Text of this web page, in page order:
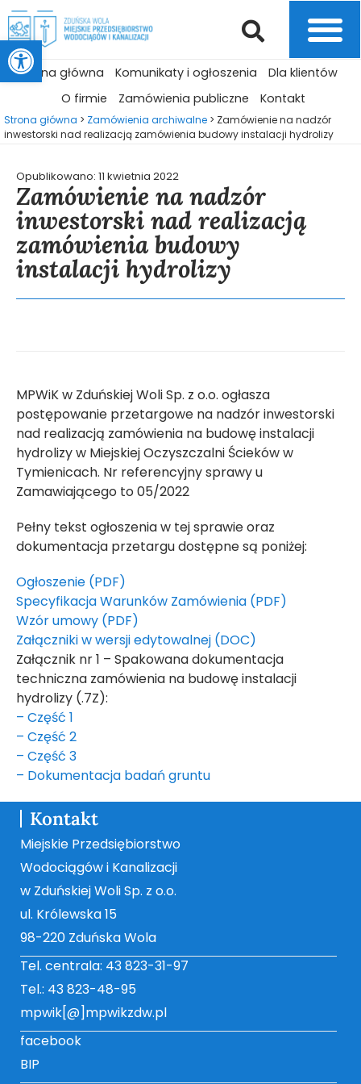
Otwórz pasek narzędzi
Strona główna Komunikaty i ogłoszenia
Dla klientów
O firmie
Zamówienia publiczne Kontakt
Strona główna > Zamówienia archiwalne > Zamówienie na nadzór
inwestorski nad realizacją zamówienia budowy instalacji hydrolizy
Opublikowano: 11 kwietnia 2022
Zamówienie na nadzór
inwestorski nad realizacją
zamówienia budowy
instalacji hydrolizy
MPWiK w Zduńskiej Woli Sp. z o.o. ogłasza
postępowanie przetargowe na nadzór inwestorski
nad realizacją zamówienia na budowę instalacji
hydrolizy w Miejskiej Oczyszczalni Ścieków w
Tymienicach. Nr referencyjny sprawy u
Zamawiającego to 05/2022
Pełny tekst ogłoszenia w tej sprawie oraz
dokumentacja przetargu dostępne są poniżej:
Ogłoszenie (PDF)
Specyfikacja Warunków Zamówienia (PDF)
Wzór umowy (PDF)
Załączniki w wersji edytowalnej (DOC)
Załącznik nr 1 – Spakowana dokumentacja
techniczna zamówienia na budowę instalacji
hydrolizy (.7Z):
– Część 1
– Część 2
– Część 3
– Dokumentacja badań gruntu
Kontakt
Miejskie Przedsiębiorstwo
Wodociągów i Kanalizacji
w Zduńskiej Woli Sp. z o.o.
ul. Królewska 15
98-220 Zduńska Wola
Tel. centrala: 43 823-31-97
Tel.: 43 823-48-95
mpwik[@]mpwikzdw.pl
facebook
BIP